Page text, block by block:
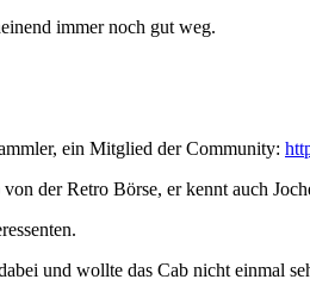
immer noch gut weg.
ein Mitglied der Community:
der Retro Börse, er kennt auch
und wollte das Cab nicht einmal